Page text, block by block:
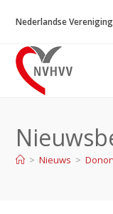
naar
inhoud
Nederlandse
> Nieuws >